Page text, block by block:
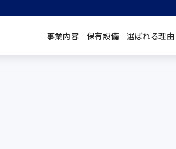
事業内容 保有設備 選ばれる理由